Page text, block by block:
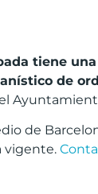
tiene
de
de
vigente.